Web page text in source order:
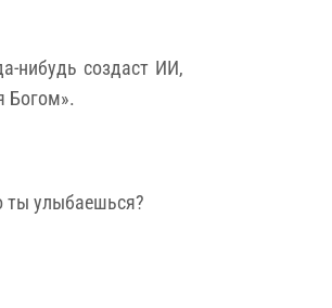
нибудь создаст ИИ,
Богом».
ты улыбаешься?